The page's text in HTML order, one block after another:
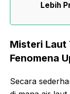
Lebih
Misteri Laut
Fenomena
Secara